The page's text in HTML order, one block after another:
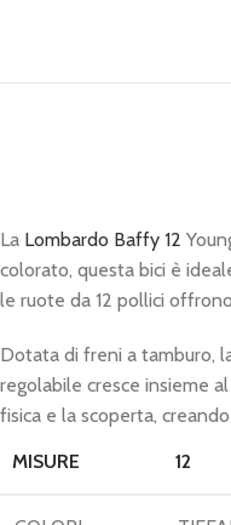
La Lombardo Baffy 12
colorato, questa bici è
le ruote da 12 pollici
Dotata di freni a tamburo,
regolabile cresce insieme
fisica e la scoperta,
MISURE
12